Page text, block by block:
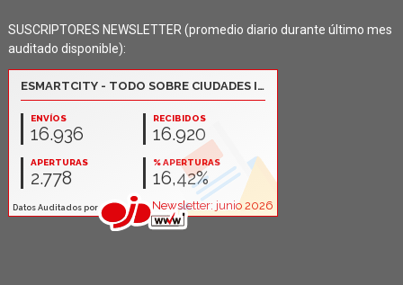
SUSCRIPTORES NEWSLETTER (promedio diario durante último mes
auditado disponible):